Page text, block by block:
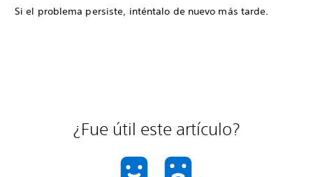
Si el problema persiste, inténtalo de nuevo más tarde.
¿Fue útil este artículo?